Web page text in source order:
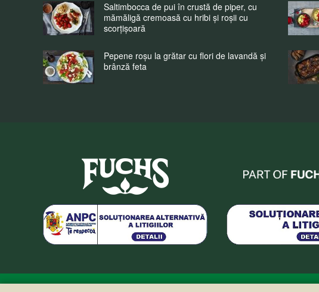
Saltimbocca de pui în crustă de piper, cu
mămăligă cremoasă cu hribi și roșii cu
scorțișoară
Pepene roșu la grătar cu flori de lavandă și
brânză feta